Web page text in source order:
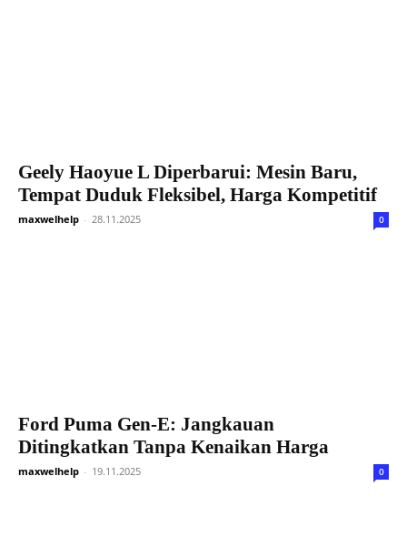
Geely Haoyue L Diperbarui: Mesin Baru,
Tempat Duduk Fleksibel, Harga Kompetitif
maxwelhelp - 28.11.2025 0
Ford Puma Gen-E: Jangkauan
Ditingkatkan Tanpa Kenaikan Harga
maxwelhelp - 19.11.2025 0